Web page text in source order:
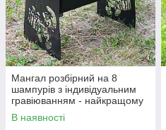
Мангал розбірний на 8
шампурів з індивідуальним
гравіюванням - найкращому
чоловікові. Мангал для
подарунка
В наявності